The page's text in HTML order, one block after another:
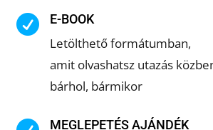
 E-BOOK
Letölthető formátumban,
amit olvashatsz utazás
bárhol, bármikor
MEGLEPETÉS AJÁNDÉK